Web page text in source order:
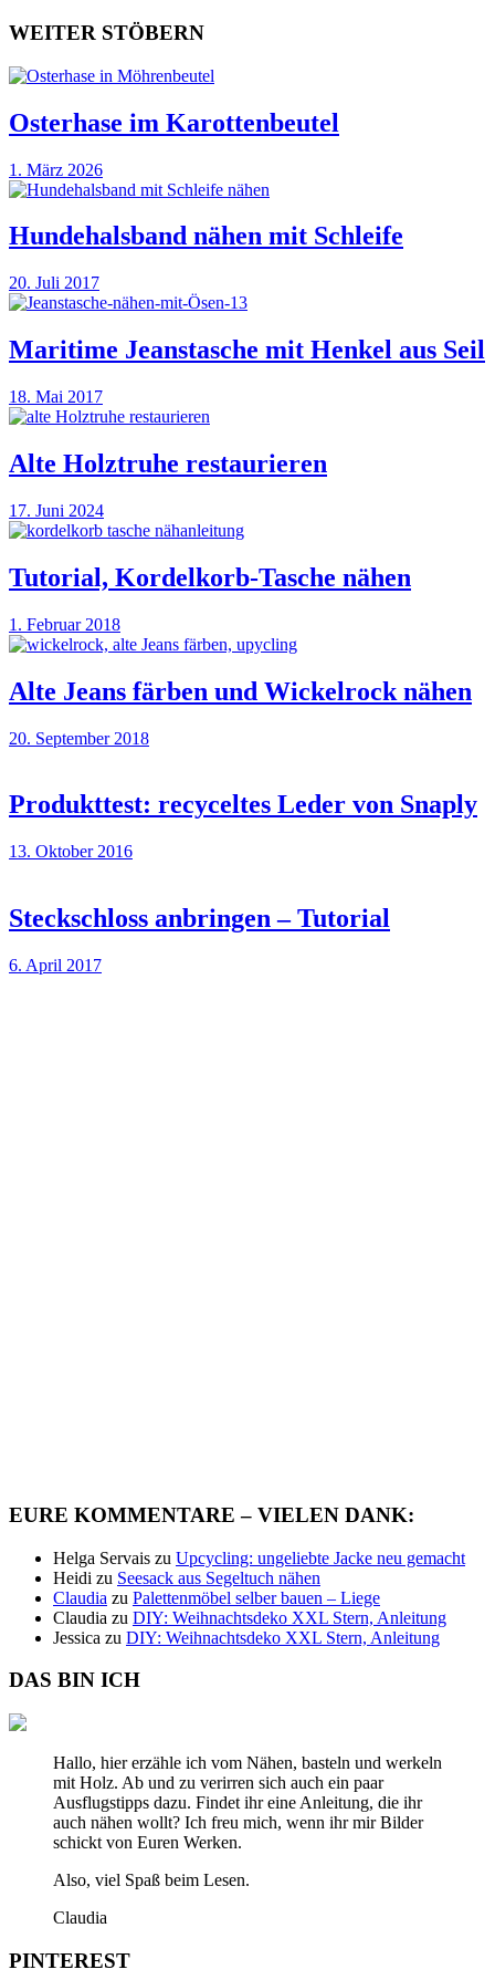
WEITER STÖBERN
Osterhase im Karottenbeutel
1. März 2026
Hundehalsband nähen mit Schleife
20. Juli 2017
Maritime Jeanstasche mit Henkel aus Seil
18. Mai 2017
Alte Holztruhe restaurieren
17. Juni 2024
Tutorial, Kordelkorb-Tasche nähen
1. Februar 2018
Alte Jeans färben und Wickelrock nähen
20. September 2018
Produkttest: recyceltes Leder von Snaply
13. Oktober 2016
Steckschloss anbringen – Tutorial
6. April 2017
EURE KOMMENTARE – VIELEN DANK:
Helga Servais zu Upcycling: ungeliebte Jacke neu gemacht
Heidi zu Seesack aus Segeltuch nähen
Claudia zu Palettenmöbel selber bauen – Liege
Claudia zu DIY: Weihnachtsdeko XXL Stern, Anleitung
Jessica zu DIY: Weihnachtsdeko XXL Stern, Anleitung
DAS BIN ICH
Hallo, hier erzähle ich vom Nähen, basteln und werkeln
mit Holz. Ab und zu verirren sich auch ein paar
Ausflugstipps dazu. Findet ihr eine Anleitung, die ihr
auch nähen wollt? Ich freu mich, wenn ihr mir Bilder
schickt von Euren Werken.
Also, viel Spaß beim Lesen.
Claudia
PINTEREST